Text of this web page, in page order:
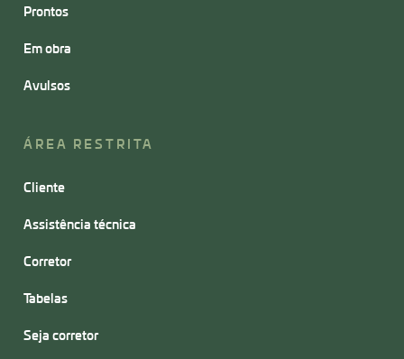
ÁREA RESTRITA
Cliente
Assistência técnica
Corretor
Tabelas
Seja corretor
Prontos
Em obra
Avulsos